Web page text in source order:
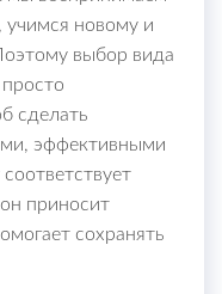
учимся новому и
выбор вида
сделать
эффективными
приносит
сохранять